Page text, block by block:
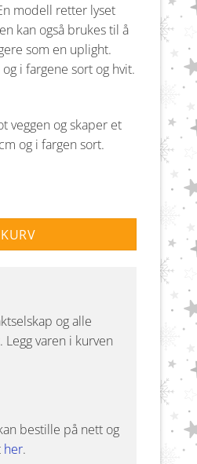
modell retter lyset
kan også brukes til å
som en uplight.
i fargene sort og hvit.
veggen og skaper et
og i fargen sort.
og alle
varen i kurven
bestille på nett og
her.